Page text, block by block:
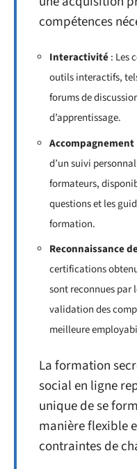
compétences
Interactivité: Les
outils interactifs,
forums de
d’apprentissage.
Accompagnement
d’un suivi
formateurs,
questions et les
formation.
Reconnaissance
certifications
sont reconnues par
validation des
meilleure
La formation
social en ligne
unique de se
manière flexible
contraintes de